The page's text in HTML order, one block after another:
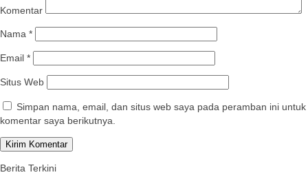
Komentar
Nama *
Email *
Situs Web
Simpan nama, email, dan situs web saya pada peramban ini untuk
komentar saya berikutnya.
Berita Terkini